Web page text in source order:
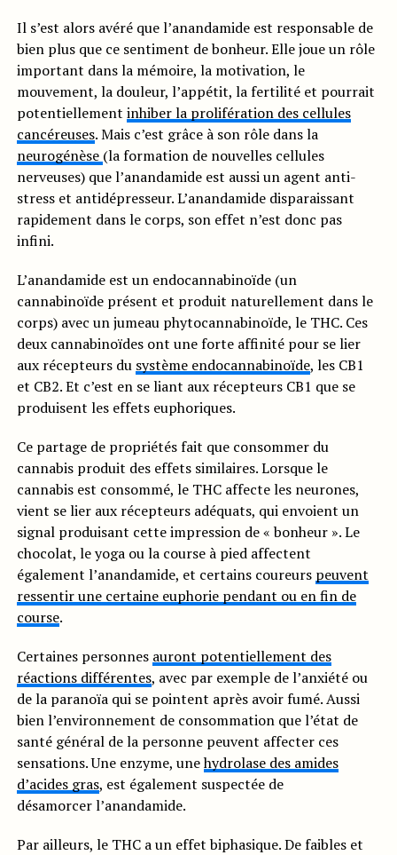
Il s’est alors avéré que l’anandamide est responsable de
bien plus que ce sentiment de bonheur. Elle joue un rôle
important dans la mémoire, la motivation, le
mouvement, la douleur, l’appétit, la fertilité et pourrait
potentiellement inhiber la prolifération des cellules
cancéreuses. Mais c’est grâce à son rôle dans la
neurogénèse (la formation de nouvelles cellules
nerveuses) que l’anandamide est aussi un agent anti-
stress et antidépresseur. L’anandamide disparaissant
rapidement dans le corps, son effet n’est donc pas
infini.
L’anandamide est un endocannabinoïde (un
cannabinoïde présent et produit naturellement dans le
corps) avec un jumeau phytocannabinoïde, le THC. Ces
deux cannabinoïdes ont une forte affinité pour se lier
aux récepteurs du système endocannabinoïde, les CB1
et CB2. Et c’est en se liant aux récepteurs CB1 que se
produisent les effets euphoriques.
Ce partage de propriétés fait que consommer du
cannabis produit des effets similaires. Lorsque le
cannabis est consommé, le THC affecte les neurones,
vient se lier aux récepteurs adéquats, qui envoient un
signal produisant cette impression de « bonheur ». Le
chocolat, le yoga ou la course à pied affectent
également l’anandamide, et certains coureurs peuvent
ressentir une certaine euphorie pendant ou en fin de
course.
Certaines personnes auront potentiellement des
réactions différentes, avec par exemple de l’anxiété ou
de la paranoïa qui se pointent après avoir fumé. Aussi
bien l’environnement de consommation que l’état de
santé général de la personne peuvent affecter ces
sensations. Une enzyme, unehydrolase des amides
d’acides gras, est également suspectée de
désamorcer l’anandamide.
Par ailleurs, le THC a un effet biphasique. De faibles et